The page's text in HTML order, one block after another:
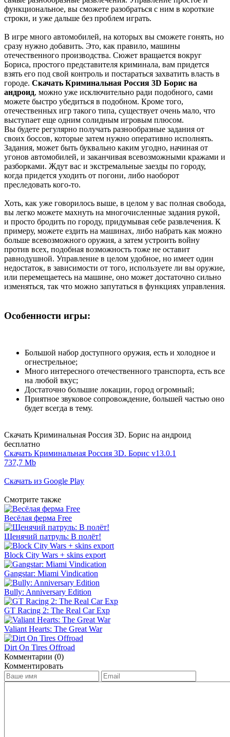
функциональное, вы сможете разобраться с ним в короткие
строки, и уже дальше без проблем играть.
В игре много автомобилей, на которых вы сможете гонять, но
сразу нужно добавить. Это, как правило, машины
отечественного производства. Сюжет вращается вокруг
Бориса, простого представителя криминала, вам придется
взять его под свой контроль и постараться захватить власть в
городе. Скачать Криминальная Россия 3D Борис на
андроид, можно уже исключительно ради подобного, сами
можете быстро убедиться в подобном. Кроме того,
отечественных игр такого типа, существует очень мало, что
выступает еще одним солидным игровым плюсом.
Вы будете регулярно получать разнообразные задания от
своих боссов, которые затем нужно оперативно исполнять.
Задания, может быть буквально каким угодно, начиная от
угонов автомобилей, и заканчивая всевозможными кражами и
разборками. Ждут вас и экстремальные заезды по городу,
когда придется уходить от погони, либо наоборот
преследовать кого-то.
Хоть, как уже говорилось выше, в целом у вас полная свобода,
вы легко можете махнуть на многочисленные задания рукой,
и просто бродить по городу, придумывая себе развлечения. К
примеру, можете ездить на машинах, либо набрать как можно
больше всевозможного оружия, а затем устроить войну
против всех, подобная возможность тоже не оставит
равнодушной. Управление в целом удобное, но имеет один
недостаток, в зависимости от того, используете ли вы оружие,
или перемещаетесь на машине, оно может достаточно сильно
изменяться, так что можно запутаться в функциях управления.
Особенности игры:
Большой набор доступного оружия, есть и холодное и
огнестрельное;
Много интересного отечественного транспорта, есть все
на любой вкус;
Достаточно большие локации, город огромный;
Приятное звуковое сопровождение, большей частью оно
будет всегда в тему.
Скачать Криминальная Россия 3D. Борис на андроид
бесплатно
Скачать Криминальная Россия 3D. Борис v13.0.1
737,7 Mb
Скачать из Google Play
Смотрите также
Весёлая ферма Free
Щенячий патруль: В полёт!
Block City Wars + skins export
Gangstar: Miami Vindication
Bully: Anniversary Edition
GT Racing 2: The Real Car Exp
Valiant Hearts: The Great War
Dirt On Tires Offroad
Комментарии (0)
Комментировать